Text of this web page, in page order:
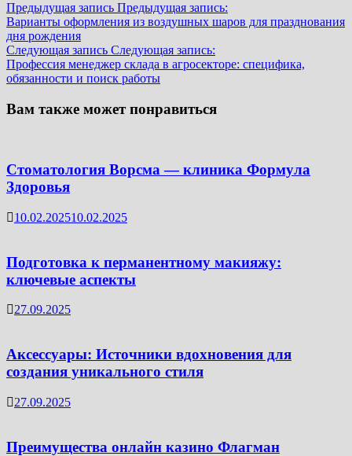
Предыдущая запись Предыдущая запись:
Варианты оформления из воздушных шаров для празднования
дня рождения
Следующая запись Следующая запись:
Профессия менеджер склада в агросекторе: специфика,
обязанности и поиск работы
Вам также может понравиться
Стоматология Ворсма — клиника Формула
Здоровья
10.02.202510.02.2025
Подготовка к перманентному макияжу:
ключевые аспекты
27.09.2025
Аксессуары: Источники вдохновения для
создания уникального стиля
27.09.2025
Преимущества онлайн казино Флагман